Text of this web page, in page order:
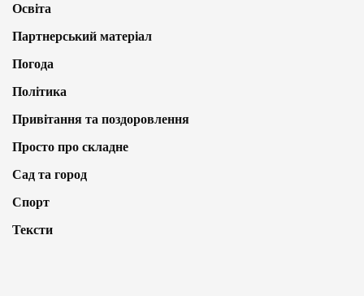
Освіта
Партнерський матеріал
Погода
Політика
Привітання та поздоровлення
Просто про складне
Сад та город
Спорт
Тексти